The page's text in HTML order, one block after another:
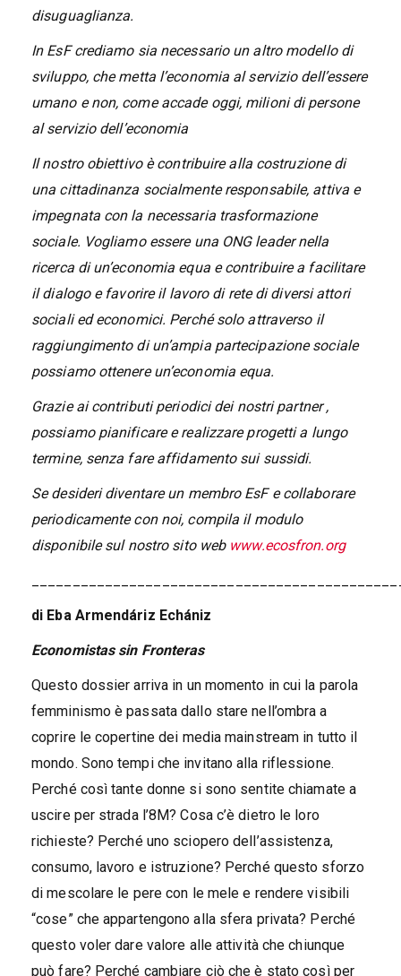
disuguaglianza.
In EsF crediamo sia necessario un altro modello di
sviluppo, che metta l’economia al servizio dell’essere
umano e non, come accade oggi, milioni di persone
al servizio dell’economia
Il nostro obiettivo è contribuire alla costruzione di
una cittadinanza socialmente responsabile, attiva e
impegnata con la necessaria trasformazione
sociale. Vogliamo essere una ONG leader nella
ricerca di un’economia equa e contribuire a facilitare
il dialogo e favorire il lavoro di rete di diversi attori
sociali ed economici. Perché solo attraverso il
raggiungimento di un’ampia partecipazione sociale
possiamo ottenere un’economia equa.
Grazie ai contributi periodici dei nostri partner ,
possiamo pianificare e realizzare progetti a lungo
termine, senza fare affidamento sui sussidi.
Se desideri diventare un membro EsF e collaborare
periodicamente con noi, compila il modulo
disponibile sul nostro sito web www.ecosfron.org
di Eba Armendáriz Echániz
Economistas sin Fronteras
Questo dossier arriva in un momento in cui la parola
femminismo è passata dallo stare nell’ombra a
coprire le copertine dei media mainstream in tutto il
mondo. Sono tempi che invitano alla riflessione.
Perché così tante donne si sono sentite chiamate a
uscire per strada l’8M? Cosa c’è dietro le loro
richieste? Perché uno sciopero dell’assistenza,
consumo, lavoro e istruzione? Perché questo sforzo
di mescolare le pere con le mele e rendere visibili
“cose” che appartengono alla sfera privata? Perché
questo voler dare valore alle attività che chiunque
può fare? Perché cambiare ciò che è stato così per